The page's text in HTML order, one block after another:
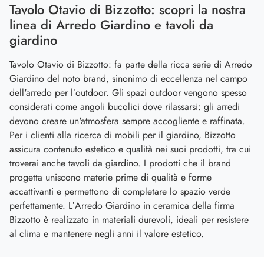
Tavolo Otavio di Bizzotto: scopri la nostra
linea di Arredo Giardino e tavoli da
giardino
Tavolo Otavio di Bizzotto: fa parte della ricca serie di Arredo
Giardino del noto brand, sinonimo di eccellenza nel campo
dell'arredo per l’outdoor. Gli spazi outdoor vengono spesso
considerati come angoli bucolici dove rilassarsi: gli arredi
devono creare un'atmosfera sempre accogliente e raffinata.
Per i clienti alla ricerca di mobili per il giardino, Bizzotto
assicura contenuto estetico e qualità nei suoi prodotti, tra cui
troverai anche tavoli da giardino. I prodotti che il brand
progetta uniscono materie prime di qualità e forme
accattivanti e permettono di completare lo spazio verde
perfettamente. L’Arredo Giardino in ceramica della firma
Bizzotto è realizzato in materiali durevoli, ideali per resistere
al clima e mantenere negli anni il valore estetico.